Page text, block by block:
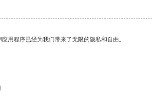
用程序已经为我们带来了无限的隐私和自由。